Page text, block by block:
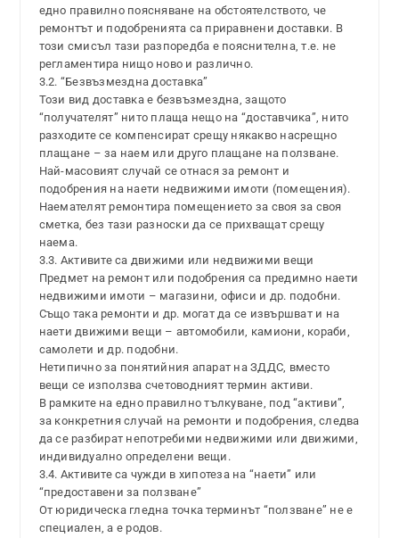
едно правилно поясняване на обстоятелството, че
ремонтът и подобренията са приравнени доставки. В
този смисъл тази разпоредба е пояснителна, т.е. не
регламентира нищо ново и различно.
3.2. “Безвъзмездна доставка”
Този вид доставка е безвъзмездна, защото
“получателят” нито плаща нещо на “доставчика”, нито
разходите се компенсират срещу някакво насрещно
плащане – за наем или друго плащане на ползване.
Най-масовият случай се отнася за ремонт и
подобрения на наети недвижими имоти (помещения).
Наемателят ремонтира помещението за своя за своя
сметка, без тази разноски да се прихващат срещу
наема.
3.3. Активите са движими или недвижими вещи
Предмет на ремонт или подобрения са предимно наети
недвижими имоти – магазини, офиси и др. подобни.
Също така ремонти и др. могат да се извършват и на
наети движими вещи – автомобили, камиони, кораби,
самолети и др. подобни.
Нетипично за понятийния апарат на ЗДДС, вместо
вещи се използва счетоводният термин активи.
В рамките на едно правилно тълкуване, под “активи”,
за конкретния случай на ремонти и подобрения, следва
да се разбират непотребими недвижими или движими,
индивидуално определени вещи.
3.4. Активите са чужди в хипотеза на “наети” или
“предоставени за ползване”
От юридическа гледна точка терминът “ползване” не е
специален, а е родов.